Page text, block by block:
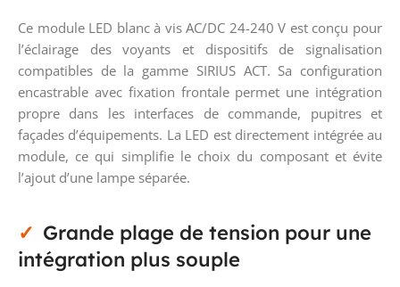
Ce module LED blanc à vis AC/DC 24-240 V est conçu pour
l’éclairage des voyants et dispositifs de signalisation
compatibles de la gamme SIRIUS ACT. Sa configuration
encastrable avec fixation frontale permet une intégration
propre dans les interfaces de commande, pupitres et
façades d’équipements. La LED est directement intégrée au
module, ce qui simplifie le choix du composant et évite
l’ajout d’une lampe séparée.
Grande plage de tension pour une
intégration plus souple